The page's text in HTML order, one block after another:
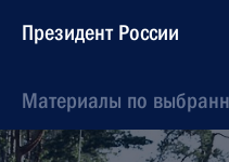
Президент России
Материалы по